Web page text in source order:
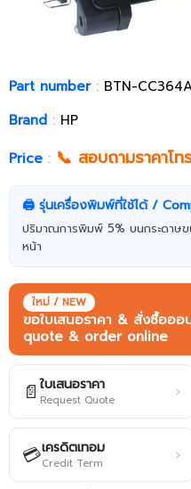
Part number: BTN-
Brand : HP
Price : 📞 สอบถามราคาโ
🖨️ รุ่นเครื่องพิมพ์ที่ใช้ได้ /
ปริมาณการพิมพ์ 5% บนกระดาษ
หน้า
ใหม่ / NEW
ขอใบเสนอราคา & สั่งซื้ออ
quote & order online
📄 ใบเสนอราคา
Request Quote ›
💳เครดิตเทอม
Credit Term ›